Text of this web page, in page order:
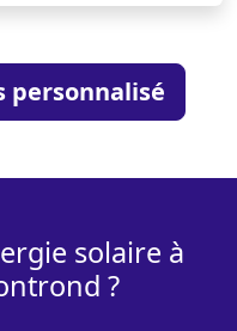
personnalisé
solaire à
?